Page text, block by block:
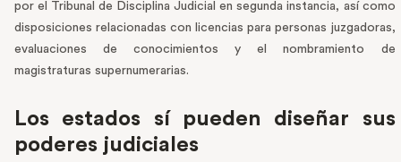
por el Tribunal de Disciplina Judicial en segunda instancia, así como
disposiciones relacionadas con licencias para personas juzgadoras,
evaluaciones de conocimientos y el nombramiento de
magistraturas supernumerarias.
Los estados sí pueden diseñar sus
poderes judiciales